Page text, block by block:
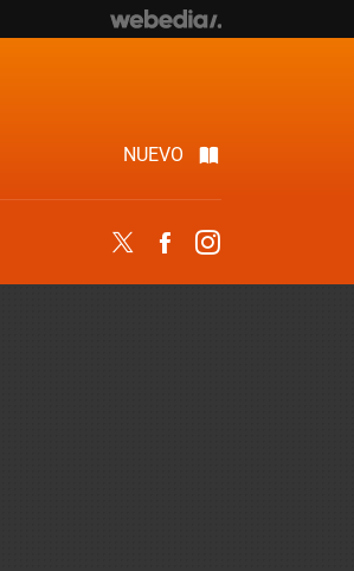
NUEVO
Twitter Facebook